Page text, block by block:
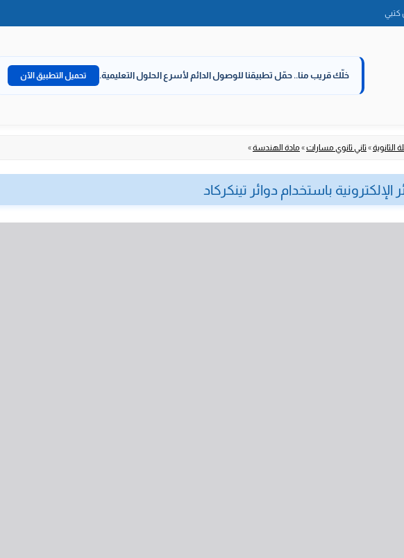
كتبي
خلّك قريب منا.. حمّل تطبيقنا للوصول الدائم لأسرع الحلول التعليمية. تحميل التطبيق الآن
الثانوية»ثاني ثانوي مسارات» مادة الهندسة»
الإلكترونية باستخدام دوائر تينكركاد